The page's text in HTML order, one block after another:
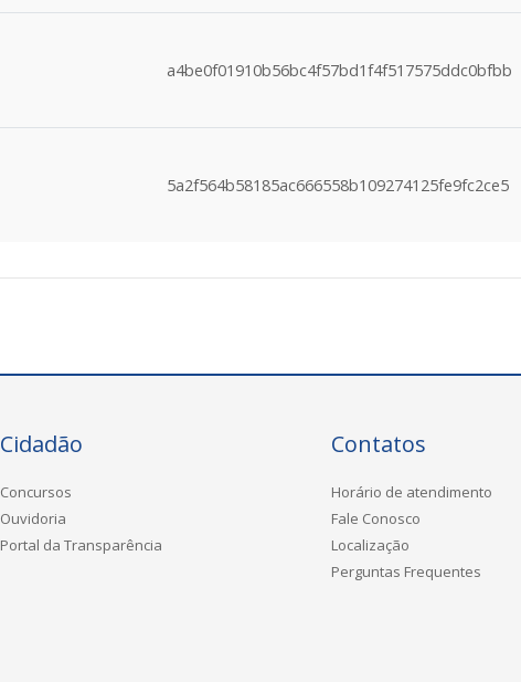
a4be0f01910b56bc4f57bd1f4f517575ddc0bfbb
5a2f564b58185ac666558b109274125fe9fc2ce5
Cidadão
Concursos
Ouvidoria
Portal da Transparência
Contatos
Horário de atendimento
Fale Conosco
Localização
Perguntas Frequentes